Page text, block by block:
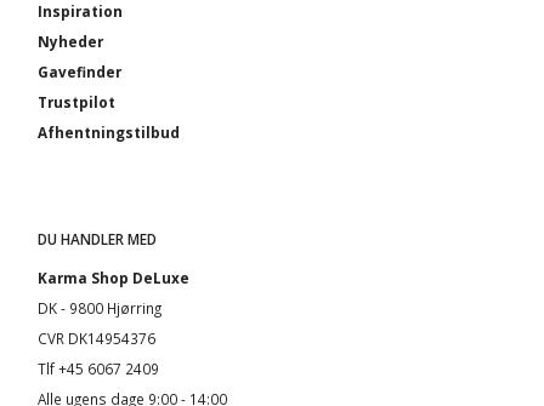
Inspiration
Nyheder
Gavefinder
Trustpilot
Afhentningstilbud
DU HANDLER MED
Karma Shop DeLuxe
DK - 9800 Hjørring
CVR DK14954376
Tlf +45 6067 2409
Alle ugens dage 9:00 - 14:00